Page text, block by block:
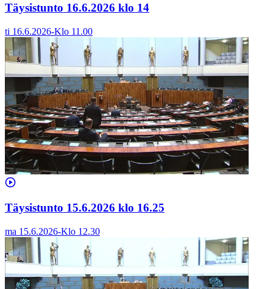
Täysistunto 16.6.2026 klo 14
ti 16.6.2026-Klo 11.00
Täysistunto 15.6.2026 klo 16.25
ma 15.6.2026-Klo 12.30